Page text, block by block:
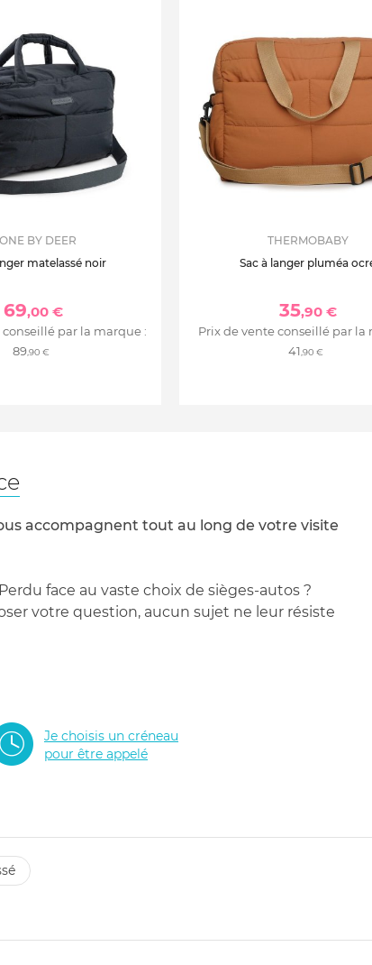
BY DEER
matelassé noir
69,00 €
conseillé par la marque :
89,90 €
THERMOBABY
Sac à langer pluméa
35,90 €
Prix de vente conseillé par la
41 ,90 €
accompagnent tout au long de votre visite
face au vaste choix de sièges-autos ?
votre question, aucun sujet ne leur résiste
Je choisis un créneau
pour être appelé